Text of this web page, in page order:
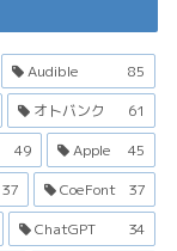
Audible
85
オトバンク
61
49 Apple
45
37 CoeFont
37
ChatGPT
34